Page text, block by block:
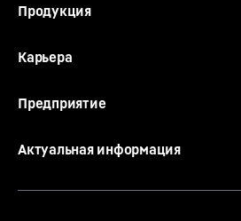
Продукция
Карьера
Предприятие
Актуальная информация